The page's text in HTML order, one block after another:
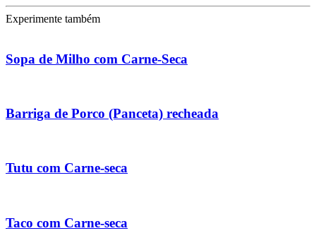
Experimente também
Sopa de Milho com Carne-Seca
Barriga de Porco (Panceta) recheada
Tutu com Carne-seca
Taco com Carne-seca